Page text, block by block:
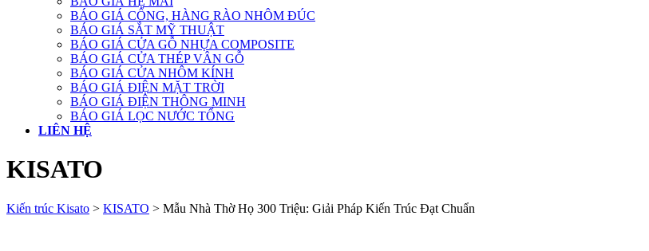
BÁO GIÁ CỔNG, HÀNG RÀO NHÔM ĐÚC
BÁO GIÁ SẮT MỸ THUẬT
BÁO GIÁ CỬA GỖ NHỰA COMPOSITE
BÁO GIÁ CỬA THÉP VÂN GỖ
BÁO GIÁ CỬA NHÔM KÍNH
BÁO GIÁ ĐIỆN MẶT TRỜI
BÁO GIÁ ĐIỆN THÔNG MINH
BÁO GIÁ LỌC NƯỚC TỔNG
LIÊN HỆ
KISATO
Kiến trúc Kisato > KISATO > Mẫu Nhà Thờ Họ 300 Triệu: Giải Pháp Kiến Trúc Đạt Chuẩn